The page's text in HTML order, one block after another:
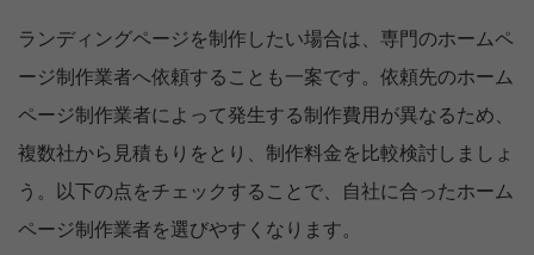
050-5497-1577(平日10～18時)
ランディングページを制作したい場合は、専門のホームペ
ージ制作業者へ依頼することも一案です。依頼先のホーム
ページ制作業者によって発生する制作費用が異なるため、
複数社から見積もりをとり、制作料金を比較検討しましょ
う。以下の点をチェックすることで、自社に合ったホーム
ページ制作業者を選びやすくなります。